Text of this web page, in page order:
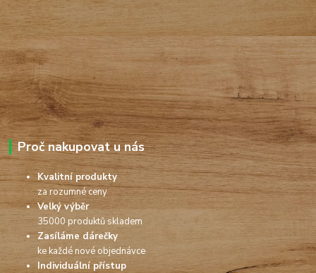
Proč nakupovat u nás
Kvalitní produkty
za rozumné ceny
Velký výběr
35000 produktů skladem
Zasíláme dárečky
ke každé nové objednávce
Individuální přístup